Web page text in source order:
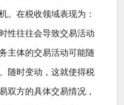
。在税收领域表现为：
性往往会导致交易活动
主体的交易活动可能随
随时变动，这就使得税
双方的具体交易情况，